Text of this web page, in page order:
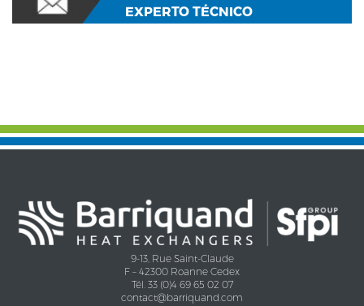
EXPERTO TÉCNICO
9-13, Rue Saint-Claude
F – 42300 Roanne Cedex
Tél. 33 (0)4 69 65 02 07
contact@barriquand.com